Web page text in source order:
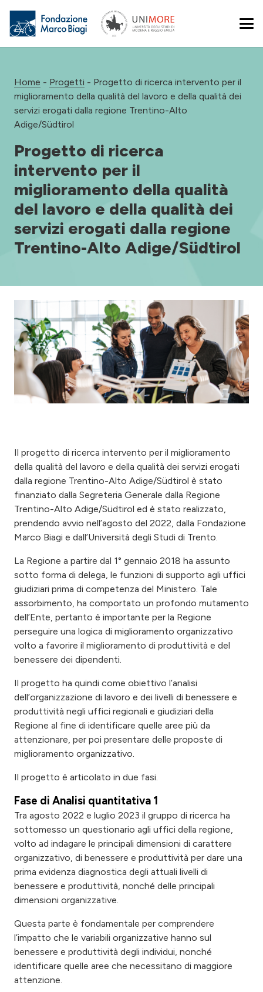
Home - Progetti - Progetto di ricerca intervento per il
miglioramento della qualità del lavoro e della qualità dei
servizi erogati dalla regione Trentino-Alto
Adige/Südtirol
Progetto di ricerca
intervento per il
miglioramento della qualità
del lavoro e della qualità dei
servizi erogati dalla regione
Trentino-Alto Adige/Südtirol
Il progetto di ricerca intervento per il miglioramento
della qualità del lavoro e della qualità dei servizi erogati
dalla regione Trentino-Alto Adige/Südtirol è stato
finanziato dalla Segreteria Generale dalla Regione
Trentino-Alto Adige/Südtirol ed è stato realizzato,
prendendo avvio nell’agosto del 2022, dalla Fondazione
Marco Biagi e dall’Università degli Studi di Trento.
La Regione a partire dal 1° gennaio 2018 ha assunto
sotto forma di delega, le funzioni di supporto agli uffici
giudiziari prima di competenza del Ministero. Tale
assorbimento, ha comportato un profondo mutamento
dell’Ente, pertanto è importante per la Regione
perseguire una logica di miglioramento organizzativo
volto a favorire il miglioramento di produttività e del
benessere dei dipendenti.
Il progetto ha quindi come obiettivo l’analisi
dell’organizzazione di lavoro e dei livelli di benessere e
produttività negli uffici regionali e giudiziari della
Regione al fine di identificare quelle aree più da
attenzionare, per poi presentare delle proposte di
miglioramento organizzativo.
Il progetto è articolato in due fasi.
Fase di Analisi quantitativa 1
Tra agosto 2022 e luglio 2023 il gruppo di ricerca ha
sottomesso un questionario agli uffici della regione,
volto ad indagare le principali dimensioni di carattere
organizzativo, di benessere e produttività per dare una
prima evidenza diagnostica degli attuali livelli di
benessere e produttività, nonché delle principali
dimensioni organizzative.
Questa parte è fondamentale per comprendere
l’impatto che le variabili organizzative hanno sul
benessere e produttività degli individui, nonché
identificare quelle aree che necessitano di maggiore
attenzione.